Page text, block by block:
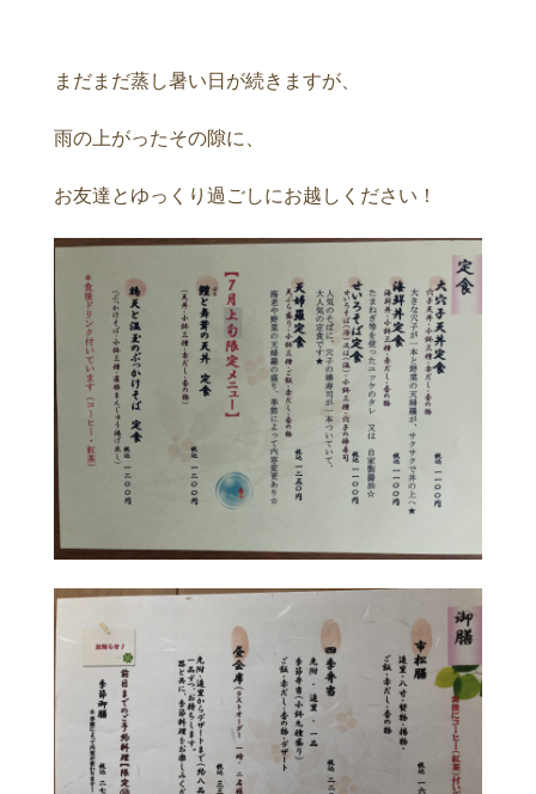
まだまだ蒸し暑い日が続きますが、
雨の上がったその隙に、
お友達とゆっくり過ごしにお越しください！